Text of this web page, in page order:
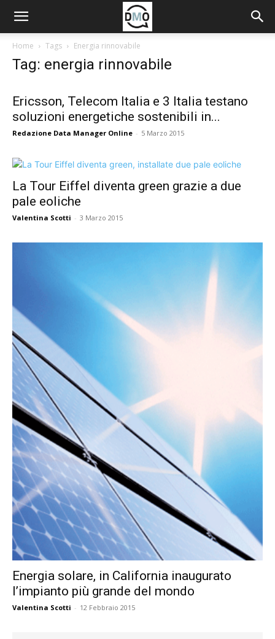
Home Tags Energia rinnovabile
Tag: energia rinnovabile
Ericsson, Telecom Italia e 3 Italia testano
soluzioni energetiche sostenibili in...
Redazione Data Manager Online - 5 Marzo 2015
La Tour Eiffel diventa green grazie a due
pale eoliche
Valentina Scotti - 3 Marzo 2015
Energia solare, in California inaugurato
l’impianto più grande del mondo
Valentina Scotti - 12 Febbraio 2015